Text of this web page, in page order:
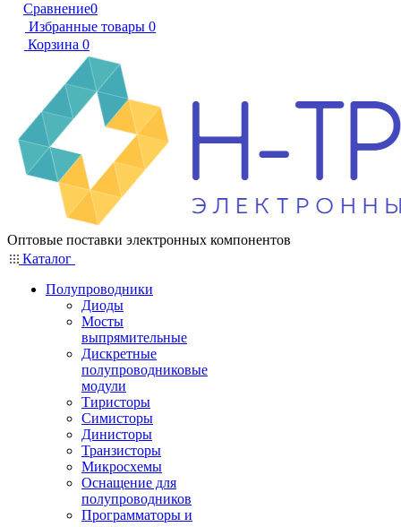
Сравнение0
Избранные товары 0
Корзина 0
Оптовые поставки электронных компонентов
Каталог
Полупроводники
Диоды
Мосты
выпрямительные
Дискретные
полупроводниковые
модули
Тиристоры
Симисторы
Динисторы
Транзисторы
Микросхемы
Оснащение для
полупроводников
Программаторы и